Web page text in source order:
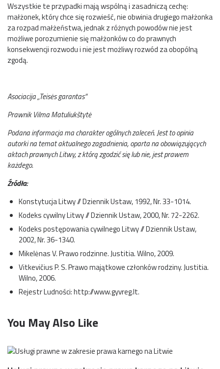
Wszystkie te przypadki mają wspólną i zasadniczą cechę:
małżonek, który chce się rozwieść, nie obwinia drugiego małżonka
za rozpad małżeństwa, jednak z różnych powodów nie jest
możliwe porozumienie się małżonków co do prawnych
konsekwencji rozwodu i nie jest możliwy rozwód za obopólną
zgodą.
Asociacija „Teisės garantas”
Prawnik Vilma Matuliukštytė
Podana informacja ma charakter ogólnych zaleceń. Jest to opinia
autorki na temat aktualnego zagadnienia, oparta na obowiązujących
aktach prawnych Litwy, z którą zgodzić się lub nie, jest prawem
każdego.
Źródła:
Konstytucja Litwy // Dziennik Ustaw, 1992, Nr. 33-1014.
Kodeks cywilny Litwy // Dziennik Ustaw, 2000, Nr. 72-2262.
Kodeks postępowania cywilnego Litwy // Dziennik Ustaw,
2002, Nr. 36-1340.
Mikelėnas V. Prawo rodzinne. Justitia. Wilno, 2009.
Vitkevičius P. S. Prawo majątkowe członków rodziny. Justitia.
Wilno, 2006.
Rejestr Ludności: http://www.gyvreg.lt.
You May Also Like